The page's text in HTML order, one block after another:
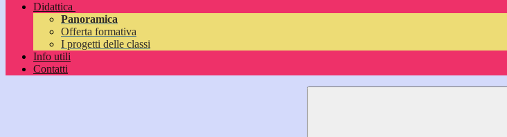
Didattica
Panoramica
Offerta formativa
I progetti delle classi
Info utili
Contatti